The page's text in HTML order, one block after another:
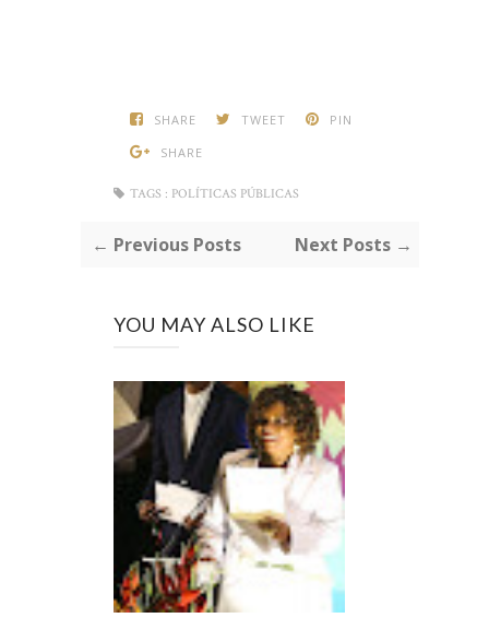
SHARE TWEET
PIN
SHARE
TAGS : POLÍTICAS PÚBLICAS
← Previous Posts Next Posts →
YOU MAY ALSO LIKE